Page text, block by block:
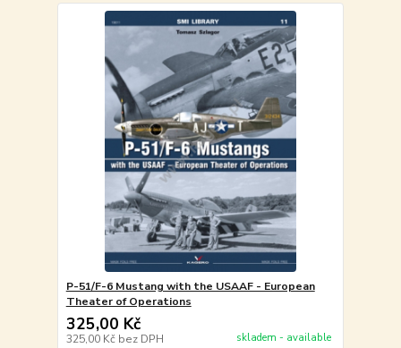
P-51/F-6 Mustang with the USAAF - European
Theater of Operations
325,00 Kč
325,00 Kč bez DPH skladem - available